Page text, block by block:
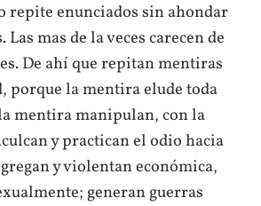
repite enunciados sin ahondar
mas de la veces carecen de
De ahí que repitan mentiras
porque la mentira elude toda
mentira manipulan, con la
y practican el odio hacia
y violentan económica,
generan guerras